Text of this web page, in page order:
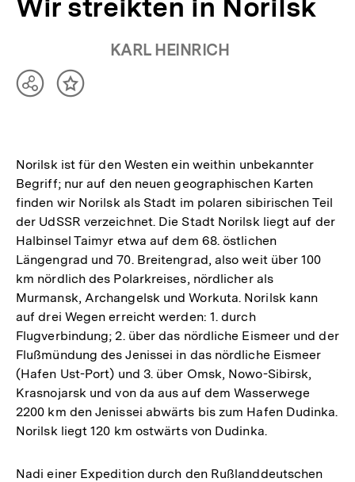
Wir streikten in Norilsk
KARL HEINRICH
TeilenInhalt
Norilsk ist für den Westen ein weithin unbekannter
Begriff; nur auf den neuen geographischen Karten
finden wir Norilsk als Stadt im polaren sibirischen Teil
der UdSSR verzeichnet. Die Stadt Norilsk liegt auf der
Halbinsel Taimyr etwa auf dem 68. östlichen
Längengrad und 70. Breitengrad, also weit über 100
km nördlich des Polarkreises, nördlicher als
Murmansk, Archangelsk und Workuta. Norilsk kann
auf drei Wegen erreicht werden: 1. durch
Flugverbindung; 2. über das nördliche Eismeer und der
Flußmündung des Jenissei in das nördliche Eismeer
(Hafen Ust-Port) und 3. über Omsk, Nowo-Sibirsk,
Krasnojarsk und von da aus auf dem Wasserwege
2200 km den Jenissei abwärts bis zum Hafen Dudinka.
Norilsk liegt 120 km ostwärts von Dudinka.
Nadi einer Expedition durch den Rußlanddeutschen